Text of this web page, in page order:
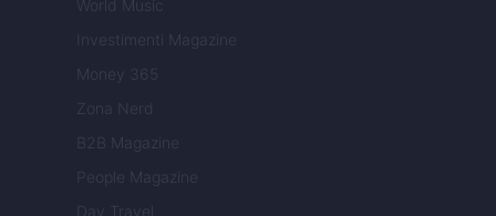
World Music
Investimenti Magazine
Money 365
Zona Nerd
B2B Magazine
People Magazine
Day Travel